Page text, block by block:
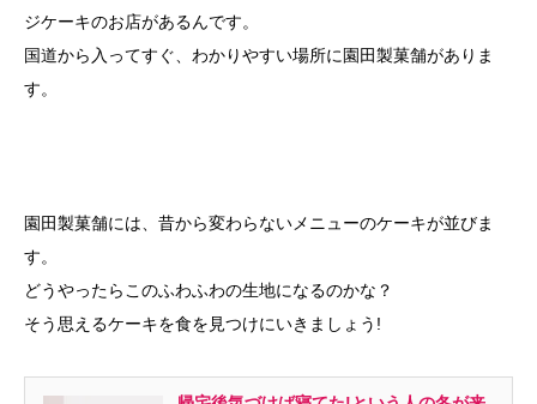
ジケーキのお店があるんです。
国道から入ってすぐ、わかりやすい場所に園田製菓舗がありま
す。
園田製菓舗には、昔から変わらないメニューのケーキが並びま
す。
どうやったらこのふわふわの生地になるのかな？
そう思えるケーキを食を見つけにいきましょう!